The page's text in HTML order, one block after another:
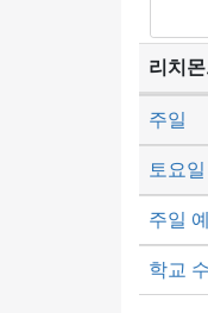
리치
토요일
주일
주일
학교